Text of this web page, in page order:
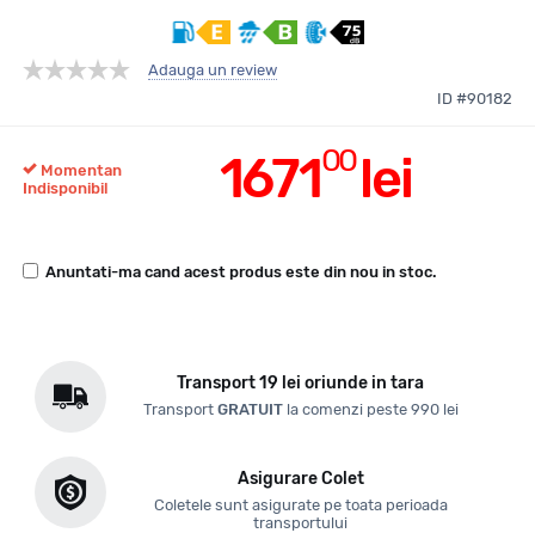
Adauga un review
ID #90182
167100lei
Momentan
Indisponibil
Anuntati-ma cand acest produs este din nou in stoc.
Transport 19 lei oriunde in tara
Transport GRATUITla comenzi peste 990 lei
Asigurare Colet
Coletele sunt asigurate pe toata perioada
transportului